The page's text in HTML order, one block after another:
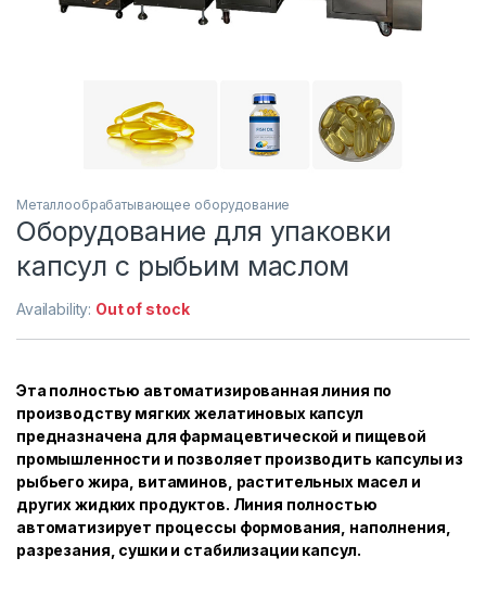
Металлообрабатывающее оборудование
Оборудование для упаковки
капсул с рыбьим маслом
Availability: Out of stock
Эта полностью автоматизированная линия по
производству мягких желатиновых капсул
предназначена для фармацевтической и пищевой
промышленности и позволяет производить капсулы из
рыбьего жира, витаминов, растительных масел и
других жидких продуктов. Линия полностью
автоматизирует процессы формования, наполнения,
разрезания, сушки и стабилизации капсул.